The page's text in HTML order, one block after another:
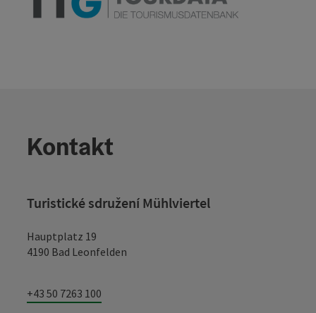
Kontakt
Turistické sdružení Mühlviertel
Hauptplatz 19
4190 Bad Leonfelden
+43 50 7263 100